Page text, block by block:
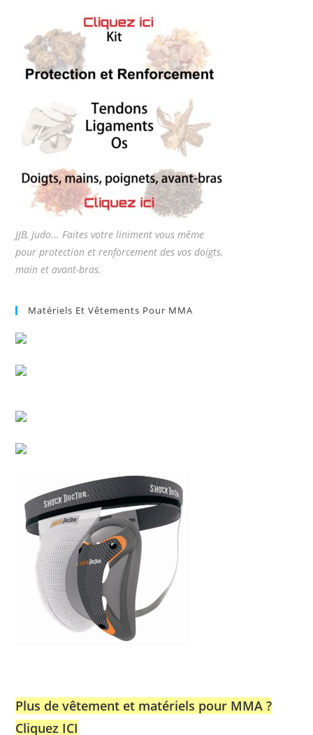
JJB, Judo... Faites votre liniment vous même
pour protection et renforcement des vos doigts,
main et avant-bras.
Matériels Et Vêtements Pour MMA
Plus de vêtement et matériels pour MMA ?
Cliquez ICI